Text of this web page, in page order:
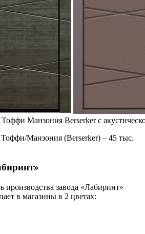
Манзония Berserker с
Манзония (Berserker) – 45 тыс.
производства завода «Лабиринт»
в магазины в 2 цветах: